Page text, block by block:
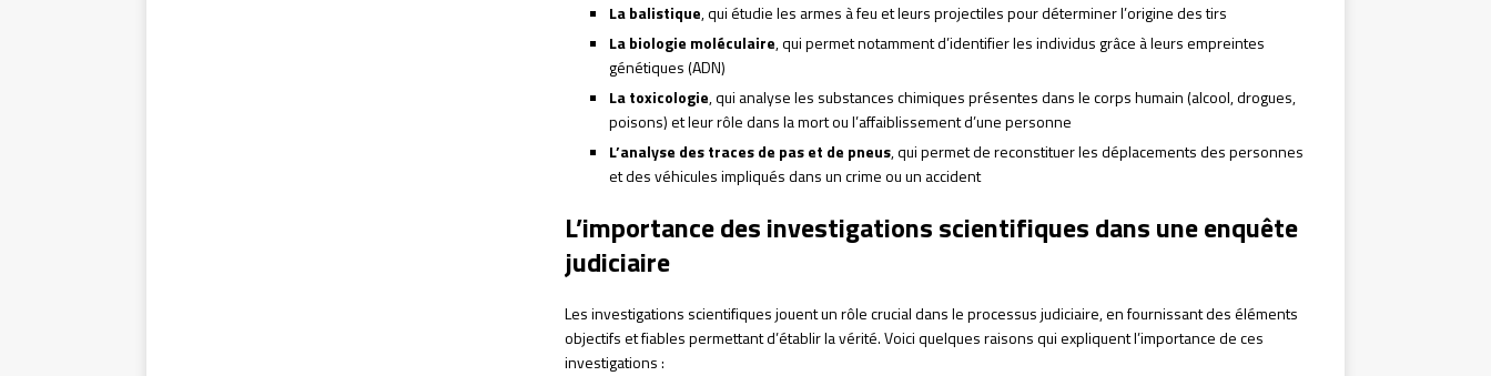
La balistique, qui étudie les armes à feu et leurs projectiles pour déterminer l’origine des tirs
La biologie moléculaire, qui permet notamment d’identifier les individus grâce à leurs empreintes
génétiques (ADN)
La toxicologie, qui analyse les substances chimiques présentes dans le corps humain (alcool, drogues,
poisons) et leur rôle dans la mort ou l’affaiblissement d’une personne
L’analyse des traces de pas et de pneus, qui permet de reconstituer les déplacements des personnes
et des véhicules impliqués dans un crime ou un accident
L’importance des investigations scientifiques dans une enquête
judiciaire
Les investigations scientifiques jouent un rôle crucial dans le processus judiciaire, en fournissant des éléments
objectifs et fiables permettant d’établir la vérité. Voici quelques raisons qui expliquent l’importance de ces
investigations :